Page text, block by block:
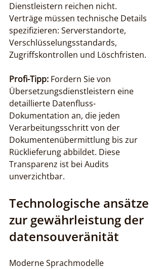
Dienstleistern reichen nicht.
Verträge müssen technische Details
spezifizieren: Serverstandorte,
Verschlüsselungsstandards,
Zugriffskontrollen und Löschfristen.
Profi-Tipp: Fordern Sie von
Übersetzungsdienstleistern eine
detaillierte Datenfluss-
Dokumentation an, die jeden
Verarbeitungsschritt von der
Dokumentenübermittlung bis zur
Rücklieferung abbildet. Diese
Transparenz ist bei Audits
unverzichtbar.
Technologische ansätze
zur gewährleistung der
datensouveränität
Moderne Sprachmodelle